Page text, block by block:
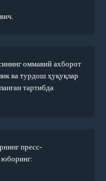
оммавий ахборот
ва турдош ҳуқуқлар
тартибда
пресс-
юборинг: